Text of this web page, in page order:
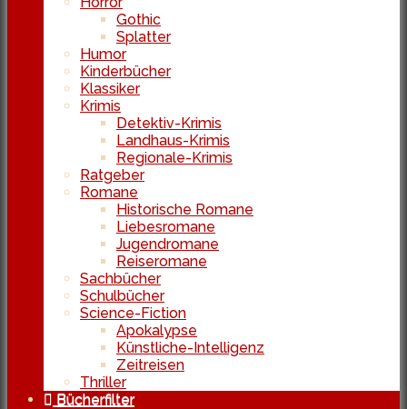
Gothic
Splatter
Humor
Kinderbücher
Klassiker
Krimis
Detektiv-Krimis
Landhaus-Krimis
Regionale-Krimis
Ratgeber
Romane
Historische Romane
Liebesromane
Jugendromane
Reiseromane
Sachbücher
Schulbücher
Science-Fiction
Apokalypse
Künstliche-Intelligenz
Zeitreisen
Thriller
Bücherfilter